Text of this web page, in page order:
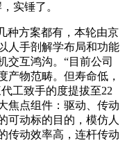
实锤了。
方案都有，本轮由京
人手剖解学布局和功能
交互鸿沟。“目前公司
产物范畴。但寿命低，
工致手的度提拔至22
焦点组件：驱动、传动
可动标的目的，模仿人
传动效率高，连杆传动